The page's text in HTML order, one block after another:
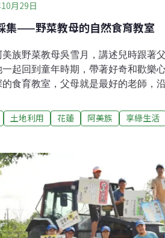
月29日
集——野菜教母的自然食育教室
美族野菜教母吳雪月，講述兒時跟著
一起回到童年時期，帶著好奇和歡樂
的食育教室，父母就是最好的老師，
開始烹煮午餐，把今日採集的食材，
全家人一起開心享用。這段美好的生
來，在大自然採集食物的知識與烹調
的心念。曾深刻感受過家人與族人豐
承者，透過她的故事，思索所謂生活
回到自己的餐桌，從家人的共食經驗
關係阿美族的生活文化中，家族的長
為家中的新生兒命名，大多會用
土地利用 花蓮 阿美族 享綠生活